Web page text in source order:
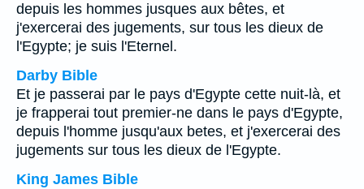
depuis les hommes jusques aux bêtes, et
j'exercerai des jugements, sur tous les dieux de
l'Egypte; je suis l'Eternel.
Darby Bible
Et je passerai par le pays d'Egypte cette nuit-là, et
je frapperai tout premier-ne dans le pays d'Egypte,
depuis l'homme jusqu'aux betes, et j'exercerai des
jugements sur tous les dieux de l'Egypte.
King James Bible